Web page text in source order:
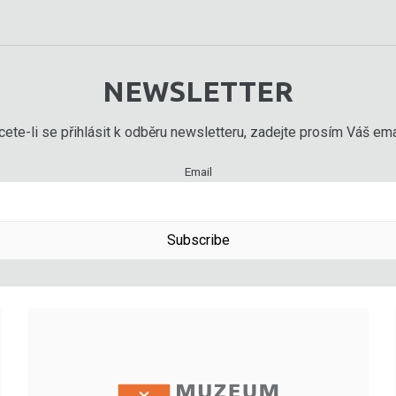
NEWSLETTER
li se přihlásit k odběru newsletteru, zadejte prosím Váš
Email
Subscribe